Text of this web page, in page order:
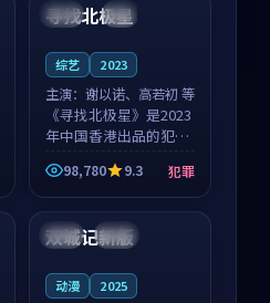
中国 4K
寻找北极星
综艺 2023
主演： 谢以诺、高若初 等
《寻找北极星》是2023
年中国香港出品的犯罪
新作，主创团队希望用
公路冒险的故事让观众
停下来想一想。谢以诺
领衔，高若初担任重要
角色，戚南柯的叙事
98,780 9.3 犯罪
中国 独播
双城记新版
动漫 2025